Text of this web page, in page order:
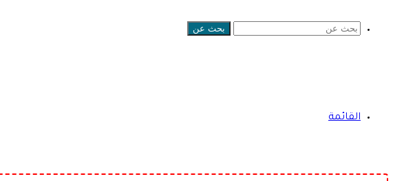
بحث عن
القائمة